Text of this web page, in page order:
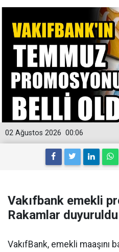
00:06
02 Ağustos 2026
Vakıfbank emekli
Rakamlar duyuruldu
VakıfBank, emekli maaşını